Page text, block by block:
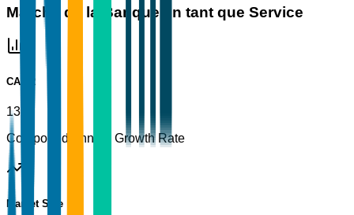
Marché de la Banque en tant que Service
CAGR
13%
Compound Annual Growth Rate
Market Size